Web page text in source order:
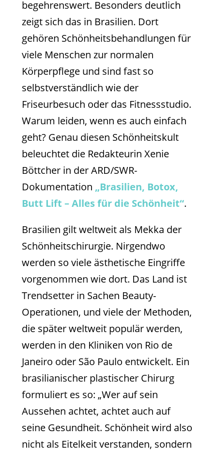
begehrenswert. Besonders deutlich
zeigt sich das in Brasilien. Dort
gehören Schönheitsbehandlungen für
viele Menschen zur normalen
Körperpflege und sind fast so
selbstverständlich wie der
Friseurbesuch oder das Fitnessstudio.
Warum leiden, wenn es auch einfach
geht? Genau diesen Schönheitskult
beleuchtet die Redakteurin Xenie
Böttcher in der ARD/SWR-
Dokumentation „Brasilien, Botox,
Butt Lift – Alles für die Schönheit“.
Brasilien gilt weltweit als Mekka der
Schönheitschirurgie. Nirgendwo
werden so viele ästhetische Eingriffe
vorgenommen wie dort. Das Land ist
Trendsetter in Sachen Beauty-
Operationen, und viele der Methoden,
die später weltweit populär werden,
werden in den Kliniken von Rio de
Janeiro oder São Paulo entwickelt. Ein
brasilianischer plastischer Chirurg
formuliert es so: „Wer auf sein
Aussehen achtet, achtet auch auf
seine Gesundheit. Schönheit wird also
nicht als Eitelkeit verstanden, sondern